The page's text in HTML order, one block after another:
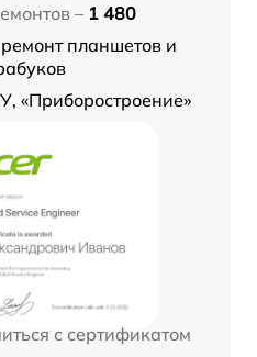
– 1 480
ремонт планшетов и
«Приборостроение»
с сертификатом